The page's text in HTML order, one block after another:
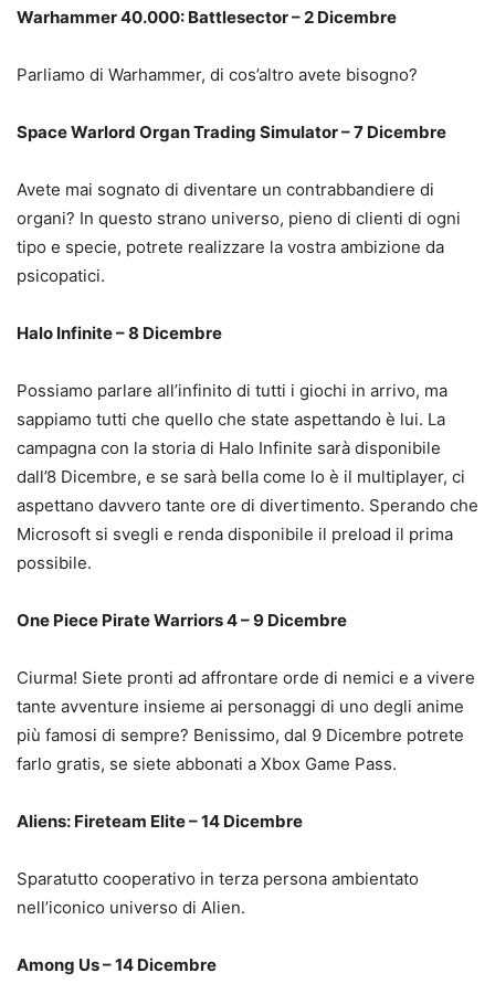
Warhammer 40.000: Battlesector – 2 Dicembre
Parliamo di Warhammer, di cos’altro avete bisogno?
Space Warlord Organ Trading Simulator – 7 Dicembre
Avete mai sognato di diventare un contrabbandiere di
organi? In questo strano universo, pieno di clienti di ogni
tipo e specie, potrete realizzare la vostra ambizione da
psicopatici.
Halo Infinite – 8 Dicembre
Possiamo parlare all’infinito di tutti i giochi in arrivo, ma
sappiamo tutti che quello che state aspettando è lui. La
campagna con la storia di Halo Infinite sarà disponibile
dall’8 Dicembre, e se sarà bella come lo è il multiplayer, ci
aspettano davvero tante ore di divertimento. Sperando che
Microsoft si svegli e renda disponibile il preload il prima
possibile.
One Piece Pirate Warriors 4 – 9 Dicembre
Ciurma! Siete pronti ad affrontare orde di nemici e a vivere
tante avventure insieme ai personaggi di uno degli anime
più famosi di sempre? Benissimo, dal 9 Dicembre potrete
farlo gratis, se siete abbonati a Xbox Game Pass.
Aliens: Fireteam Elite – 14 Dicembre
Sparatutto cooperativo in terza persona ambientato
nell’iconico universo di Alien.
Among Us – 14 Dicembre